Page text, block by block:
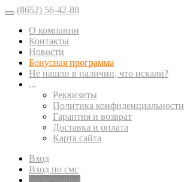
(8652) 56-42-88
О компании
Контакты
Новости
Бонусная программа
Не нашли в наличии, что искали?
...
Реквизиты
Политика конфиденциальности
Гарантия и возврат
Доставка и оплата
Карта сайта
Вход
Вход по смс